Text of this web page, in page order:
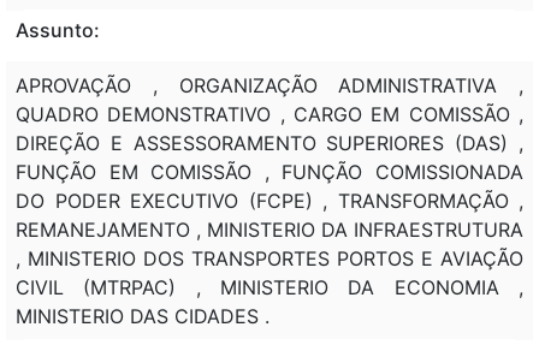
Assunto:
APROVAÇÃO , ORGANIZAÇÃO ADMINISTRATIVA ,
QUADRO DEMONSTRATIVO , CARGO EM COMISSÃO ,
DIREÇÃO E ASSESSORAMENTO SUPERIORES (DAS) ,
FUNÇÃO EM COMISSÃO , FUNÇÃO COMISSIONADA
DO PODER EXECUTIVO (FCPE) , TRANSFORMAÇÃO ,
REMANEJAMENTO , MINISTERIO DA INFRAESTRUTURA
, MINISTERIO DOS TRANSPORTES PORTOS E AVIAÇÃO
CIVIL (MTRPAC) , MINISTERIO DA ECONOMIA ,
MINISTERIO DAS CIDADES .